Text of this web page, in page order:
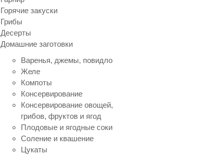
Горячие закуски
Грибы
Десерты
Домашние заготовки
Варенья, джемы, повидло
Желе
Компоты
Консервирование
Консервирование овощей,
грибов, фруктов и ягод
Плодовые и ягодные соки
Соление и квашение
Цукаты